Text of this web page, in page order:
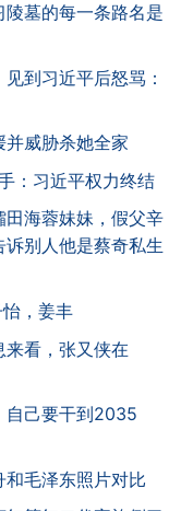
墓的每一条路名是
到习近平后怒骂：
威胁杀她全家
：习近平权力终结
海蓉妹妹，假父辛
别人他是蔡奇私生
，姜丰
来看，张又侠在
自己要干到2035
毛泽东照片对比